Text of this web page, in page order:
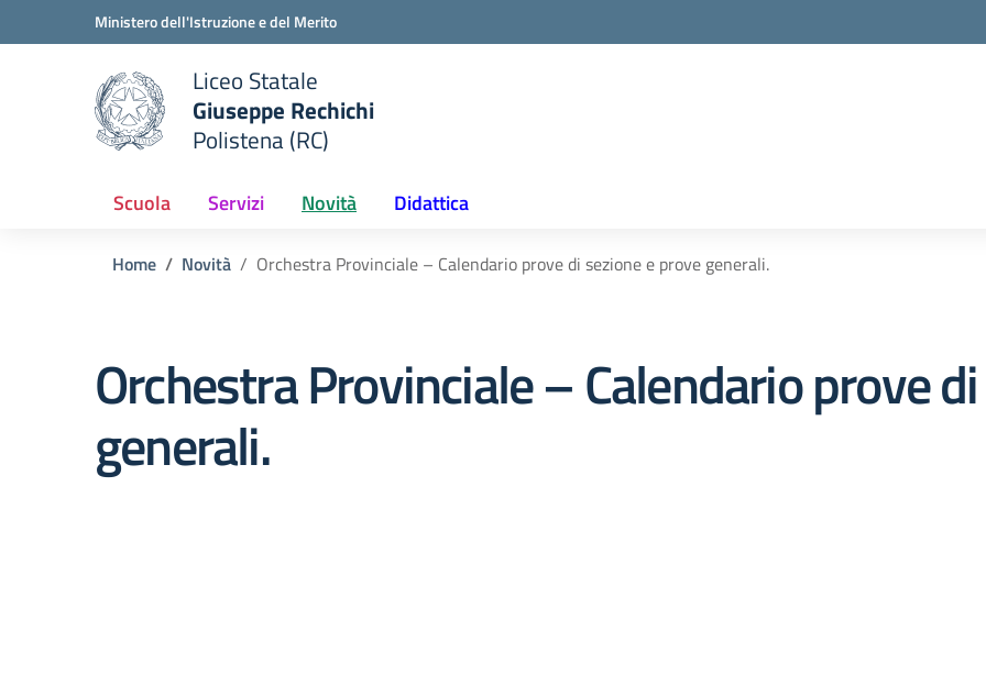
Vai ai contenuti
Vai al menu di navigazioneMinistero dell'Istruzione e del Merito
scuola
Liceo Statale
Giuseppe Rechichi
Polistena (RC)
Scuola Servizi Novità Didattica
Home Novità Orchestra Provinciale – Calendario prove di sezione e prove generali.
Orchestra Provinciale – Calendario prove
generali.